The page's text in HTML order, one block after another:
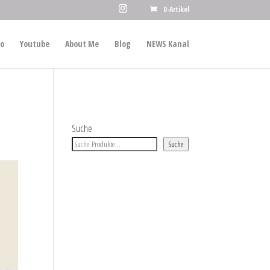
0-Artikel
Youtube About Me Blog NEWS Kanal
Suche
Suche